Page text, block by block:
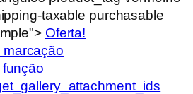
taxable purchasable
Oferta!
função